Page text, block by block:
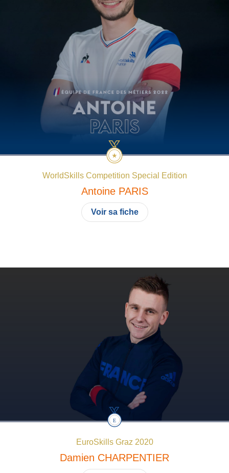
WorldSkills Competition Special Edition
Antoine PARIS
Voir sa fiche
EuroSkills Graz 2020
Damien CHARPENTIER